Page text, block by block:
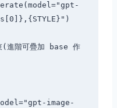
(進階可疊加 base 作
image-